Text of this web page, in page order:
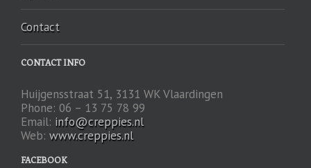
Contact
CONTACT INFO
Huijgensstraat 51, 3131 WK Vlaardingen
Phone: 06 – 13 75 78 99
Email: info@creppies.nl
Web: www.creppies.nl
FACEBOOK